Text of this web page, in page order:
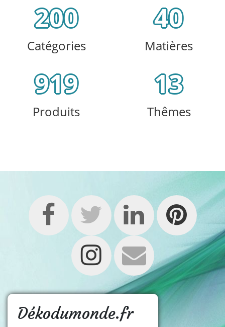
200
Catégories
40
Matières
919
Produits
13
Thêmes
Dékodumonde.fr